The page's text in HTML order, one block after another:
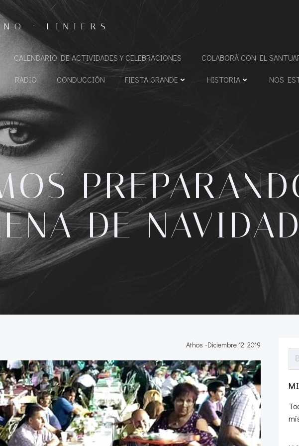
· LINIERS
CALENDARIO DE ACTIVIDADES Y CELEBRACIONES COLABORÁ CON EL
RADIO CONDUCCIÓN FIESTA GRANDE HISTORIA NOS
DE NAVIDAD
Athos -Diciembre 12, 2019